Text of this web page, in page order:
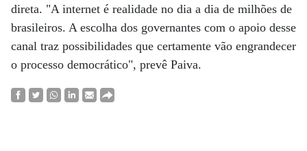
direta. "A internet é realidade no dia a dia de milhões de
brasileiros. A escolha dos governantes com o apoio desse
canal traz possibilidades que certamente vão engrandecer
o processo democrático", prevê Paiva.